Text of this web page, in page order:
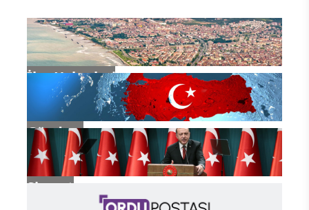
İlçe Haberleri
Gündem
Siyaset